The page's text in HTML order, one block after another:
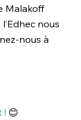
Malakoff
nous
nous à
! 😊